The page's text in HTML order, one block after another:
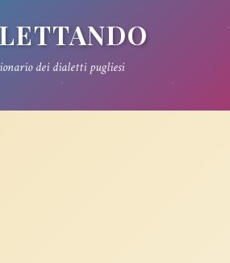
dei dialetti pugliesi